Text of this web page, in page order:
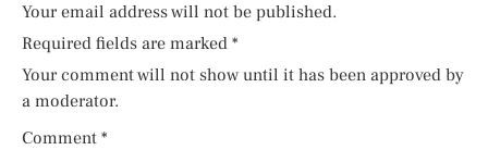
Your email address will not be published.
Required fields are marked *
Your comment will not show until it has been approved by
a moderator.
Comment *